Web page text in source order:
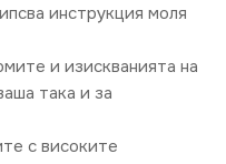
инструкция моля
и изискванията на
така и за
с високите